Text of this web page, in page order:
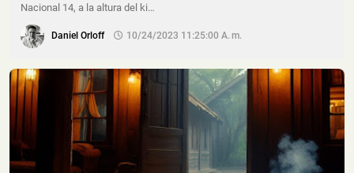
Nacional 14, a la altura del ki…
Daniel Orloff 10/24/2023 11:25:00 A. M.